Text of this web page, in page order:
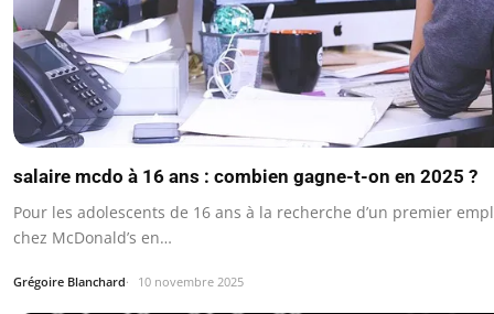
salaire mcdo à 16 ans : combien gagne-t-on en 2025 ?
Pour les adolescents de 16 ans à la recherche d’un premier
chez McDonald’s en…
Grégoire Blanchard 10 novembre 2025